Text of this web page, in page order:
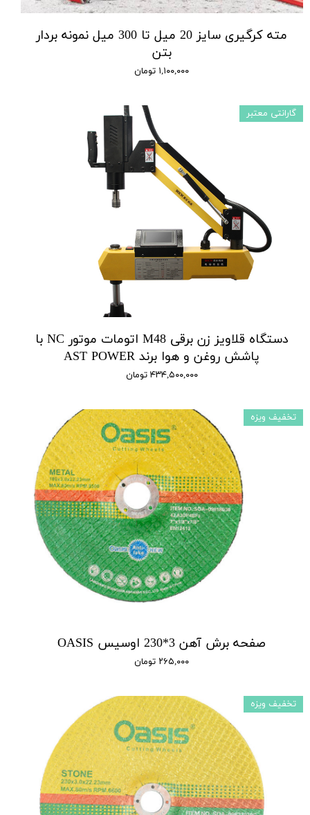
مته کرگیری سایز 20 میل تا 300 میل نمونه بردار
بتن
۱,۱۰۰,۰۰۰ تومان
دستگاه قلاویز زن برقی M48 اتومات موتور NC با
پاشش روغن و هوا برند AST POWER
۴۳۴,۵۰۰,۰۰۰ تومان
گارانتی معتبر
صفحه برش آهن 3*230 اوسیس OASIS
۲۶۵,۰۰۰ تومان
تخفیف ویزه
تخفیف ویزه